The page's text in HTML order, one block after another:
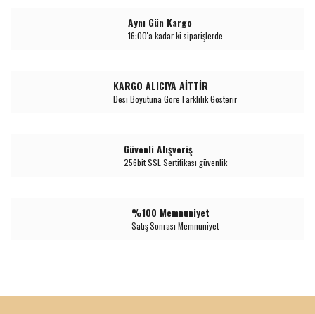
Aynı Gün Kargo
16:00'a kadar ki siparişlerde
KARGO ALICIYA AİTTİR
Desi Boyutuna Göre Farklılık Gösterir
Güvenli Alışveriş
256bit SSL Sertifikası güvenlik
%100 Memnuniyet
Satış Sonrası Memnuniyet